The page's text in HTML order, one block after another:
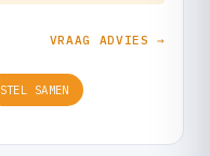
VRAAG ADVIES →
STEL SAMEN